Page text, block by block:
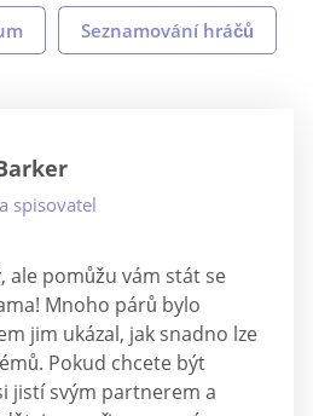
Seznamování hráčů
spisovatel
ale pomůžu vám stát se
Mnoho párů bylo
jim ukázal, jak snadno lze
Pokud chcete být
jistí svým partnerem a